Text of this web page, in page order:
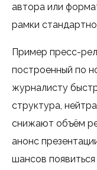
автора или
рамки
Пример пресс-
построенный по
журналисту
структура,
снижают объём
анонс
шансов